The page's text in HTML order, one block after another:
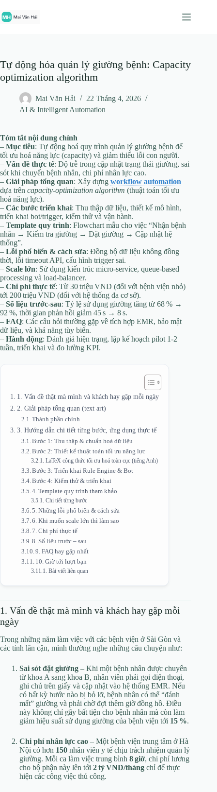
đến
phần
Tự động hóa quản lý giường bệnh: Capacity
optimization algorithm
Mai Văn Hải
22 Tháng 4, 2026
AI & Intelligent Automation
Tóm tắt nội dung chính
– Mục tiêu: Tự động hoá quy trình quản lý giường bệnh để
tối ưu hoá năng lực (capacity) và giảm thiểu lỗi con người.
– Vấn đề thực tế: Độ trễ trong cập nhật trạng thái giường, sai
sót khi chuyển bệnh nhân, chi phí nhân lực cao.
– Giải pháp tổng quan: Xây dựng workflow automation
dựa trên capacity‑optimization algorithm (thuật toán tối ưu
hoá năng lực).
– Các bước triển khai: Thu thập dữ liệu, thiết kế mô hình,
triển khai bot/trigger, kiểm thử và vận hành.
– Template quy trình: Flowchart mẫu cho việc “Nhận bệnh
nhân → Kiểm tra giường → Đặt giường → Cập nhật hệ
thống”.
– Lỗi phổ biến & cách sửa: Đồng bộ dữ liệu không đồng
thời, lỗi timeout API, cấu hình trigger sai.
– Scale lớn: Sử dụng kiến trúc micro‑service, queue‑based
processing và load‑balancer.
– Chi phí thực tế: Từ 30 triệu VND (đối với bệnh viện nhỏ)
tới 200 triệu VND (đối với hệ thống đa cơ sở).
– Số liệu trước‑sau: Tỷ lệ sử dụng giường tăng từ 68 % →
92 %, thời gian phản hồi giảm 45 s → 8 s.
– FAQ: Các câu hỏi thường gặp về tích hợp EMR, bảo mật
dữ liệu, và khả năng tùy biến.
– Hành động: Đánh giá hiện trạng, lập kế hoạch pilot 1‑2
tuần, triển khai và đo lường KPI.
1. Vấn đề thật mà mình và khách hay gặp mỗi ngày
2. Giải pháp tổng quan (text art)
Thành phần chính
3. Hướng dẫn chi tiết từng bước, ứng dụng thực tế
Bước 1: Thu thập & chuẩn hoá dữ liệu
Bước 2: Thiết kế thuật toán tối ưu năng lực
LaTeX công thức tối ưu hoá toàn cục (tiếng Anh)
Bước 3: Triển khai Rule Engine & Bot
Bước 4: Kiểm thử & triển khai
4. Template quy trình tham khảo
Chi tiết từng bước
5. Những lỗi phổ biến & cách sửa
6. Khi muốn scale lớn thì làm sao
7. Chi phí thực tế
8. Số liệu trước – sau
9. FAQ hay gặp nhất
10. Giờ tới lượt bạn
Bài viết liên quan
1. Vấn đề thật mà mình và khách hay gặp mỗi
ngày
Trong những năm làm việc với các bệnh viện ở Sài Gòn và
các tỉnh lân cận, mình thường nghe những câu chuyện như:
Sai sót đặt giường – Khi một bệnh nhân được chuyển
từ khoa A sang khoa B, nhân viên phải gọi điện thoại,
ghi chú trên giấy và cập nhật vào hệ thống EMR. Nếu
có bất kỳ bước nào bị bỏ lỡ, bệnh nhân có thể “đánh
mất” giường và phải chờ đợi thêm giờ đồng hồ. Điều
này không chỉ gây bất tiện cho bệnh nhân mà còn làm
giảm hiệu suất sử dụng giường của bệnh viện tới 15 %.
Chi phí nhân lực cao – Một bệnh viện trung tâm ở Hà
Nội có hơn 150 nhân viên y tế chịu trách nhiệm quản lý
giường. Mỗi ca làm việc trung bình 8 giờ, chi phí lương
cho bộ phận này lên tới 2 tỷ VND/tháng chỉ để thực
hiện các công việc thủ công.